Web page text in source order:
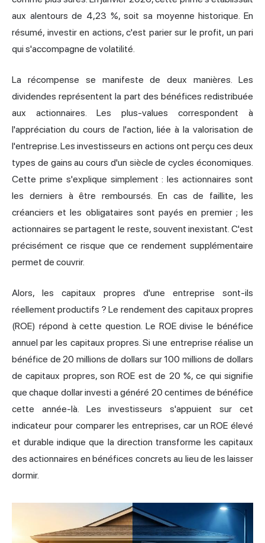
aux alentours de 4,23 %, soit sa moyenne historique. En
résumé, investir en actions, c'est parier sur le profit, un pari
qui s'accompagne de volatilité.
La récompense se manifeste de deux manières. Les
dividendes représentent la part des bénéfices redistribuée
aux actionnaires. Les plus-values correspondent à
l'appréciation du cours de l'action, liée à la valorisation de
l'entreprise. Les investisseurs en actions ont perçu ces deux
types de gains au cours d'un siècle de cycles économiques.
Cette prime s'explique simplement : les actionnaires sont
les derniers à être remboursés. En cas de faillite, les
créanciers et les obligataires sont payés en premier ; les
actionnaires se partagent le reste, souvent inexistant. C'est
précisément ce risque que ce rendement supplémentaire
permet de couvrir.
Alors, les capitaux propres d'une entreprise sont-ils
réellement productifs ? Le rendement des capitaux propres
(ROE) répond à cette question. Le ROE divise le bénéfice
annuel par les capitaux propres. Si une entreprise réalise un
bénéfice de 20 millions de dollars sur 100 millions de dollars
de capitaux propres, son ROE est de 20 %, ce qui signifie
que chaque dollar investi a généré 20 centimes de bénéfice
cette année-là. Les investisseurs s'appuient sur cet
indicateur pour comparer les entreprises, car un ROE élevé
et durable indique que la direction transforme les capitaux
des actionnaires en bénéfices concrets au lieu de les laisser
dormir.